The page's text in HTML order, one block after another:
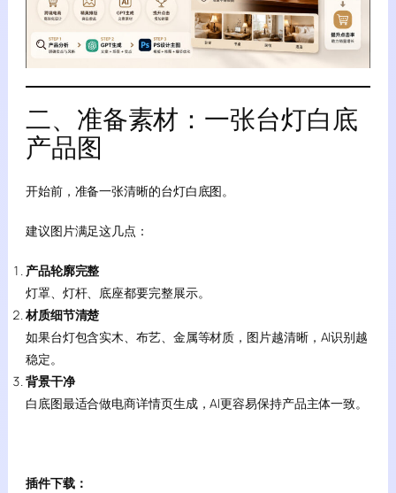
二、准备素材：一张台灯白底
产品图
开始前，准备一张清晰的台灯白底图。
建议图片满足这几点：
产品轮廓完整
灯罩、灯杆、底座都要完整展示。
材质细节清楚
如果台灯包含实木、布艺、金属等材质，图片越清晰，AI识别越
稳定。
背景干净
白底图最适合做电商详情页生成，AI更容易保持产品主体一致。
插件下载：